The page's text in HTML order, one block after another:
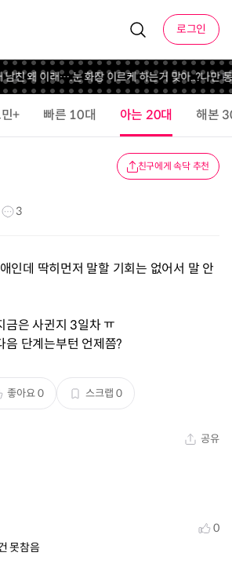
로그인
남친 왜 이래….눈 화장 이르케 하는거 맞아..?나만
+ 빠른 10대 아는 20대 해본
친구에게 속닥 추천
3
인데 딱히먼저 말할 기회는 없어서 말 안
금은 사귄지 3일차 ㅠ
음 단계는부턴 언제쯤?
좋아요0 스크랩 0
공유
0
못참음